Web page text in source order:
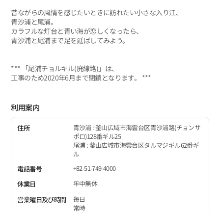
昔ながらの風情を感じたいときに訪れたい小さな入り江、
青沙浦と尾浦。
カラフルな灯台と青い海が恋しくなったら、
青沙浦と尾浦まで足を延ばしてみよう。
*** 「尾浦チョルキル(廃線路)」は、
工事のため2020年6月まで閉鎖となります。 ***
利用案内
住所
青沙浦 : 釜山広域市海雲台区青沙浦路(チョンサ
ポロ)128番ギル25
尾浦 : 釜山広域市海雲台区タルマジギル62番ギ
ル
電話番号
+82-51-749-4000
休業日
年中無休
営業曜日及び時間
毎日
常時